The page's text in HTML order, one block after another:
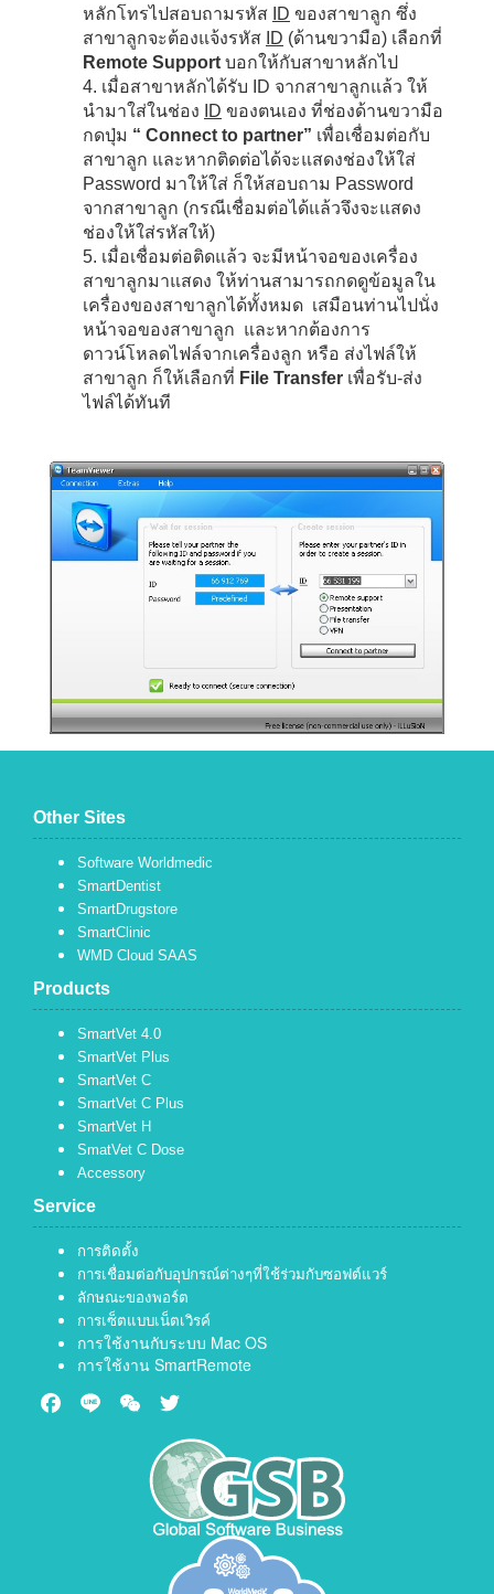
หลักโทรไปสอบถามรหัส ID ของสาขาลูก ซึ่ง
สาขาลูกจะต้องแจ้งรหัส ID (ด้านขวามือ) เลือกที่
Remote Support บอกให้กับสาขาหลักไป
4. เมื่อสาขาหลักได้รับ ID จากสาขาลูกแล้ว ให้
นำมาใส่ในช่อง
ID ของตนเอง ที่ช่องด้านขวามือ
กดปุ่ม “ Connect to partner” เพื่อเชื่อมต่อกับ
สาขาลูก และหากติดต่อได้จะแสดงช่องให้ใส่
Password มาให้ใส่ ก็ให้สอบถาม Password
จากสาขาลูก (กรณีเชื่อมต่อได้แล้วจึงจะแสดง
ช่องให้ใส่รหัสให้)
5. เมื่อเชื่อมต่อติดแล้ว จะมีหน้าจอของเครื่อง
สาขาลูกมาแสดง ให้ท่านสามารถกดดูข้อมูลใน
เครื่องของสาขาลูกได้ทั้งหมด เสมือนท่านไปนั่ง
หน้าจอของสาขาลูก และหากต้องการ
ดาวน์โหลดไฟล์จากเครื่องลูก หรือ ส่งไฟล์ให้
สาขาลูก ก็ให้เลือกที่ File Transfer เพื่อรับ-ส่ง
ไฟล์ได้ทันที
Other Sites
Software Worldmedic
SmartDentist
SmartDrugstore
SmartClinic
WMD Cloud SAAS
Products
SmartVet 4.0
SmartVet Plus
SmartVet C
SmartVet C Plus
SmartVet H
SmatVet C Dose
Accessory
Service
การติดตั้ง
การเชื่อมต่อกับอุปกรณ์ต่างๆที่ใช้ร่วมกับซอฟต์แวร์
ลักษณะของพอร์ต
การเซ็ตแบบเน็ตเวิรค์
การใช้งานกับระบบ Mac OS
การใช้งาน SmartRemote